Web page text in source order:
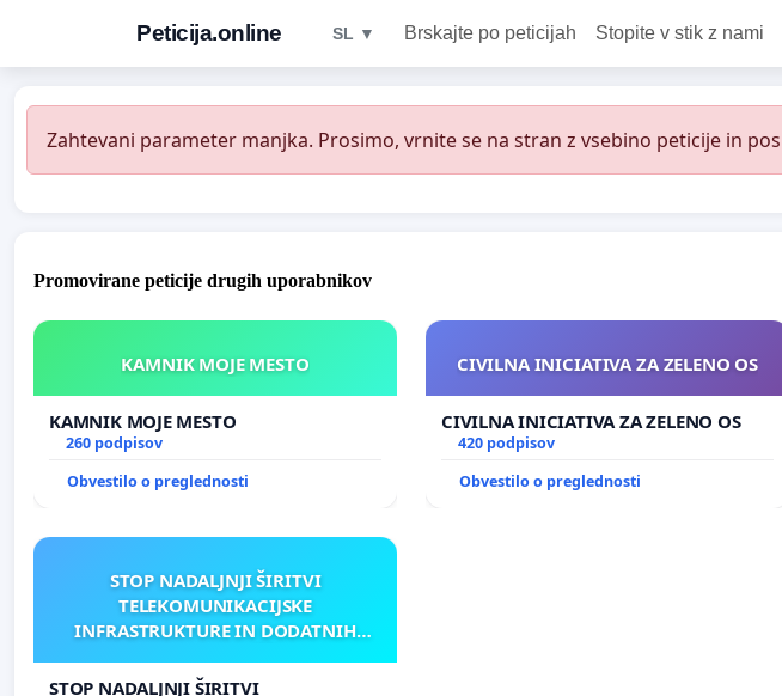
Peticija.online SL ▼ Brskajte po peticijah Stopite v stik z nami
Zahtevani parameter manjka. Prosimo, vrnite se na stran z vsebino peticije in
Promovirane peticije drugih uporabnikov
KAMNIK MOJE MESTO
KAMNIK MOJE MESTO
260 podpisov
Obvestilo o preglednosti
CIVILNA INICIATIVA ZA ZELENO OS
CIVILNA INICIATIVA ZA ZELENO OS
420 podpisov
Obvestilo o preglednosti
STOP NADALJNJI ŠIRITVI
TELEKOMUNIKACIJSKE
INFRASTRUKTURE IN DODATNIH
STOP NADALJNJI ŠIRITVI